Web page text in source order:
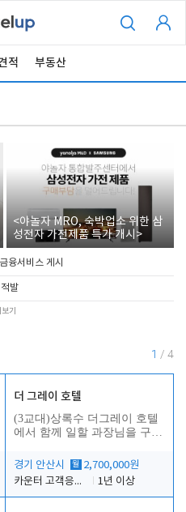
적 부동산
<야놀자 MRO, 숙박업소 위한 삼
성전자 가전제품 특가 개시>
융서비스 게시
발
기
1 / 4
더 그레이 호텔
(3교대)상록수 더그레이 호텔
에서 함께 일할 과장님을 구합
경기 안산시
월 2,700,000원
카운터 고객응대 및 야간더블청소
1년 이상